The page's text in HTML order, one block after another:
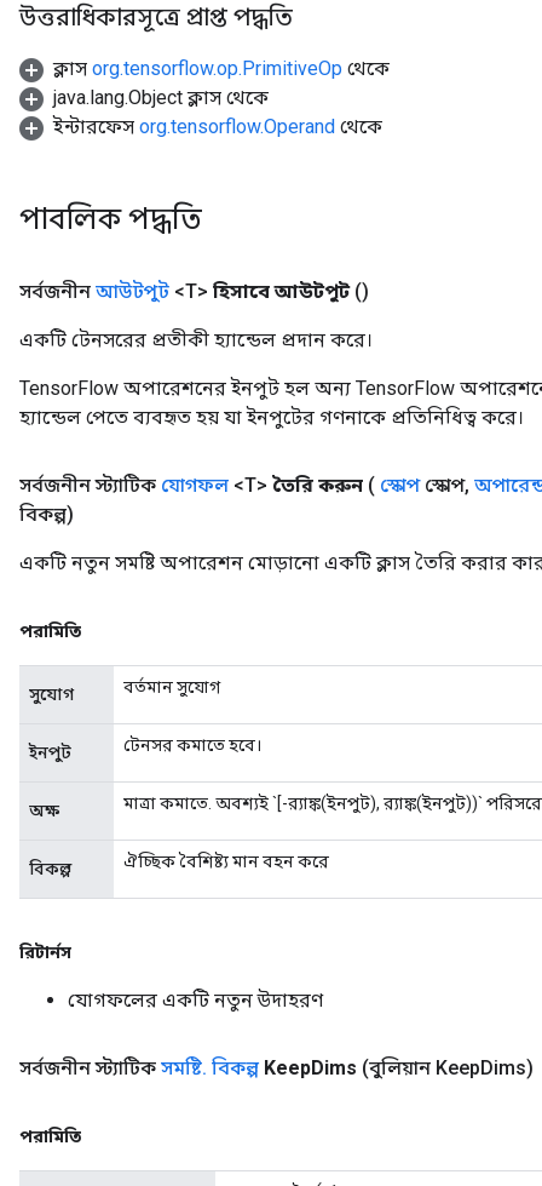
উত্তরাধিকারসূত্রে প্রাপ্ত পদ্ধতি
ক্লাস org.tensorflow.op.PrimitiveOp থেকে
java.lang.Object ক্লাস থেকে
ইন্টারফেস org.tensorflow.Operand থেকে
পাবলিক পদ্ধতি
সর্বজনীন আউটপুট <T> হিসাবে আউটপুট ()
একটি টেনসরের প্রতীকী হ্যান্ডেল প্রদান করে।
TensorFlow অপারেশনের ইনপুট হল অন্য TensorFlow
হ্যান্ডেল পেতে ব্যবহৃত হয় যা ইনপুটের গণনাকে প্রতিনিধিত্ব করে।
সর্বজনীন স্ট্যাটিক যোগফল <T> তৈরি করুন ( স্কোপস্কোপ,
বিকল্প)
একটি নতুন সমষ্টি অপারেশন মোড়ানো একটি ক্লাস তৈরি করার
পরামিতি
সুযোগ বর্তমান সুযোগ
ইনপুট টেনসর কমাতে হবে।
অক্ষ মাত্রা কমাতে. অবশ্যই `[-র‌্যাঙ্ক(ইনপুট), র‌্যাঙ্ক(ইনপুট))`
বিকল্প ঐচ্ছিক বৈশিষ্ট্য মান বহন করে
রিটার্নস
যোগফলের একটি নতুন উদাহরণ
সর্বজনীন স্ট্যাটিক সমষ্টি. বিকল্প KeepDims (বুলিয়ান KeepDims)
পরামিতি